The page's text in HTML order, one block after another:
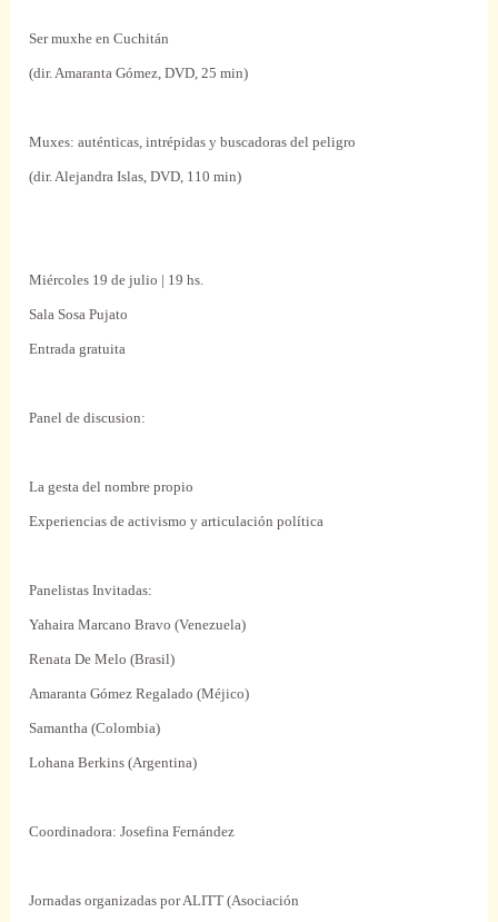
Ser muxhe en Cuchitán
(dir. Amaranta Gómez, DVD, 25 min)
Muxes: auténticas, intrépidas y buscadoras del peligro
(dir. Alejandra Islas, DVD, 110 min)
Miércoles 19 de julio | 19 hs.
Sala Sosa Pujato
Entrada gratuita
Panel de discusion:
La gesta del nombre propio
Experiencias de activismo y articulación política
Panelistas Invitadas:
Yahaira Marcano Bravo (Venezuela)
Renata De Melo (Brasil)
Amaranta Gómez Regalado (Méjico)
Samantha (Colombia)
Lohana Berkins (Argentina)
Coordinadora: Josefina Fernández
Jornadas organizadas por ALITT (Asociación